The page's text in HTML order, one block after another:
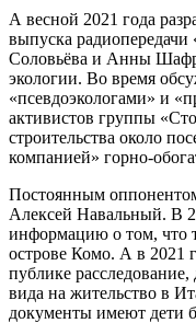
А весной 2021 года
выпуска
Соловьёва и Анны
экологии. Во время
«псевдоэкологами» и
активистов группы
строительства около
компанией» горно-
Постоянным
Алексей Навальный. В
информацию о том, что
острове Комо. А в 2021
публике
вида на жительство в
документы имеют дети